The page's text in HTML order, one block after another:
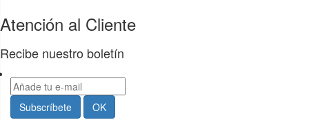
Atención al Cliente
Recibe nuestro boletín